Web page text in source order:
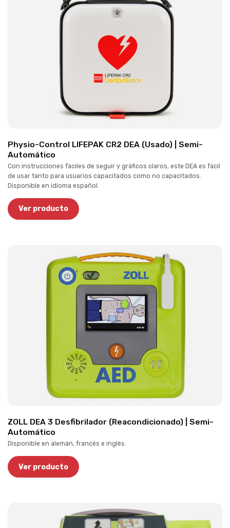
Physio-Control LIFEPAK CR2 DEA (Usado) | Semi-
Automático
Con instrucciones fáciles de seguir y gráficos claros, este DEA es fácil
de usar tanto para usuarios capacitados como no capacitados.
Disponible en idioma español.
Ver producto
ZOLL DEA 3 Desfibrilador (Reacondicionado) | Semi-
Automático
Disponible en alemán, francés e inglés.
Ver producto